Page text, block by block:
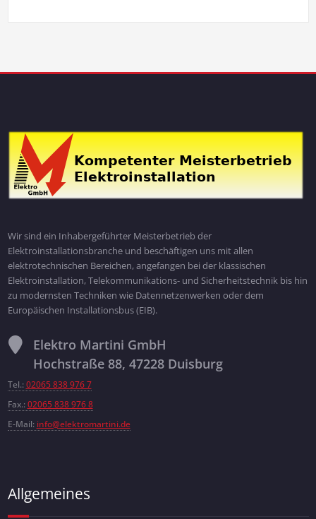
Wir sind ein Inhabergeführter Meisterbetrieb der
Elektroinstallationsbranche und beschäftigen uns mit allen
elektrotechnischen Bereichen, angefangen bei der klassischen
Elektroinstallation, Telekommunikations- und Sicherheitstechnik bis hin
zu modernsten Techniken wie Datennetzenwerken oder dem
Europäischen Installationsbus (EIB).
Elektro Martini GmbH
Hochstraße 88, 47228 Duisburg
Tel.: 02065 838 976 7
Fax.: 02065 838 976 8
E-Mail: info@elektromartini.de
Allgemeines